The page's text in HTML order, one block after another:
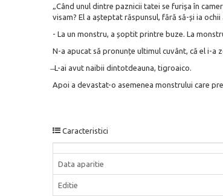
„Când unul dintre paznicii tatei se furișa în
visam? El a așteptat răspunsul, fără să-și ia ochii
- La un monstru, a șoptit printre buze. La
N-a apucat să pronunțe ultimul cuvânt, că el i-a
̶ L-ai avut naibii dintotdeauna, tigroaico.
Apoi a devastat-o asemenea monstrului care
Caracteristici
Data aparitie
Editie